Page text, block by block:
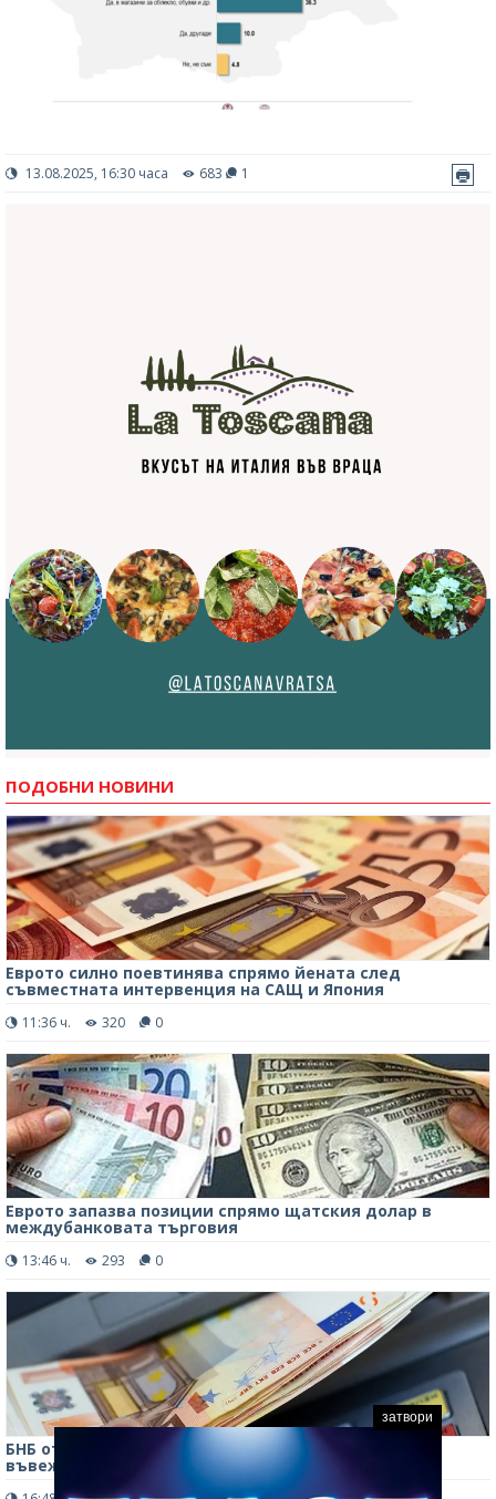
13.08.2025, 16:30 часа 683 1
ПОДОБНИ НОВИНИ
Еврото силно поевтинява спрямо йената след
съвместната интервенция на САЩ и Япония
11:36 ч. 320 0
Еврото запазва позиции спрямо щатския долар в
междубанковата търговия
13:46 ч. 293 0
БНБ отчете ръст на лихвите по депозитите след
въвеждането на еврото
затвори